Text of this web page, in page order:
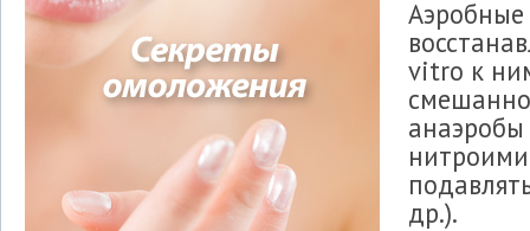
vitro к
др.).